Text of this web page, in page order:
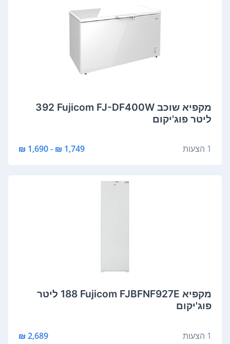
מקפיא ‏שוכב Fujicom FJ-DF400W ‏392
‏ליטר פוג'יקום
1 הצעות 1,749 ₪ - 1,690 ₪
מקפיא Fujicom FJBFNF927E ‏188 ‏ליטר
פוג'יקום
1 הצעות 2,689 ₪